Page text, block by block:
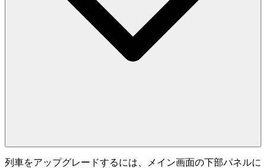
列車をアップグレードするには、メイン画面の下部パネルに